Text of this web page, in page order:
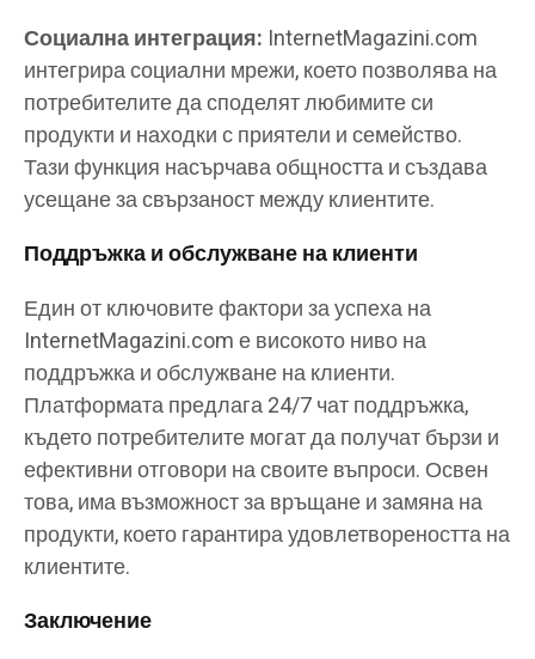
Социална интеграция: InternetMagazini.com
интегрира социални мрежи, което позволява на
потребителите да споделят любимите си
продукти и находки с приятели и семейство.
Тази функция насърчава общността и създава
усещане за свързаност между клиентите.
Поддръжка и обслужване на клиенти
Един от ключовите фактори за успеха на
InternetMagazini.com е високото ниво на
поддръжка и обслужване на клиенти.
Платформата предлага 24/7 чат поддръжка,
където потребителите могат да получат бързи и
ефективни отговори на своите въпроси. Освен
това, има възможност за връщане и замяна на
продукти, което гарантира удовлетвореността на
клиентите.
Заключение